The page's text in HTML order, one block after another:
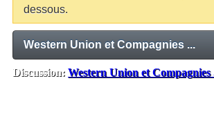
dessous.
Western Union et Compagnies ...
Discussion: Western Union et Compagnies